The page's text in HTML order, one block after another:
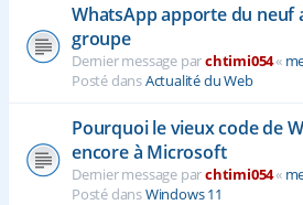
WhatsApp apporte du neuf
groupe
Dernier message parchtimi054«
Posté dansActualité du Web
Pourquoi le vieux code de
encore à Microsoft
Dernier message parchtimi054«
Posté dansWindows 11